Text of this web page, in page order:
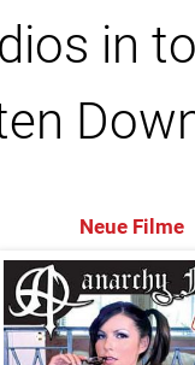
in
Neue Filme